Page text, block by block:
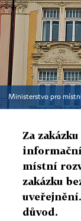
Ministerstvo pro
Za
informační
místní
zakázku
důvod.